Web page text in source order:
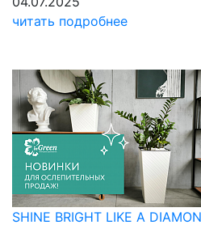
читать подробнее
SHINE BRIGHT LIKE A